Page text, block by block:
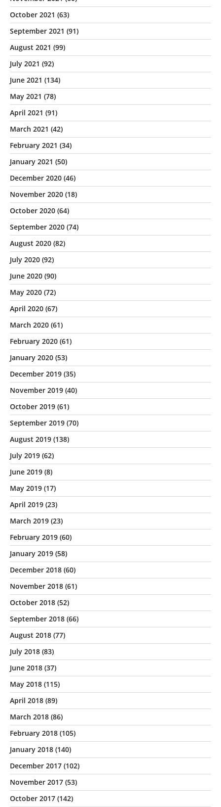
October 2021 (63)
September 2021 (91)
August 2021 (99)
July 2021 (92)
June 2021 (134)
May 2021 (78)
April 2021 (91)
March 2021 (42)
February 2021 (34)
January 2021 (50)
December 2020 (46)
November 2020 (18)
October 2020 (64)
September 2020 (74)
August 2020 (82)
July 2020 (92)
June 2020 (90)
May 2020 (72)
April 2020 (67)
March 2020 (61)
February 2020 (61)
January 2020 (53)
December 2019 (35)
November 2019 (40)
October 2019 (61)
September 2019 (70)
August 2019 (138)
July 2019 (62)
June 2019 (8)
May 2019 (17)
April 2019 (23)
March 2019 (23)
February 2019 (60)
January 2019 (58)
December 2018 (60)
November 2018 (61)
October 2018 (52)
September 2018 (66)
August 2018 (77)
July 2018 (83)
June 2018 (37)
May 2018 (115)
April 2018 (89)
March 2018 (86)
February 2018 (105)
January 2018 (140)
December 2017 (102)
November 2017 (53)
October 2017 (142)